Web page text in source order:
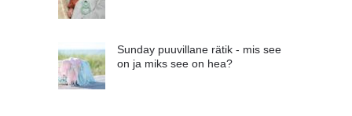
Sunday puuvillane rätik - mis see
on ja miks see on hea?